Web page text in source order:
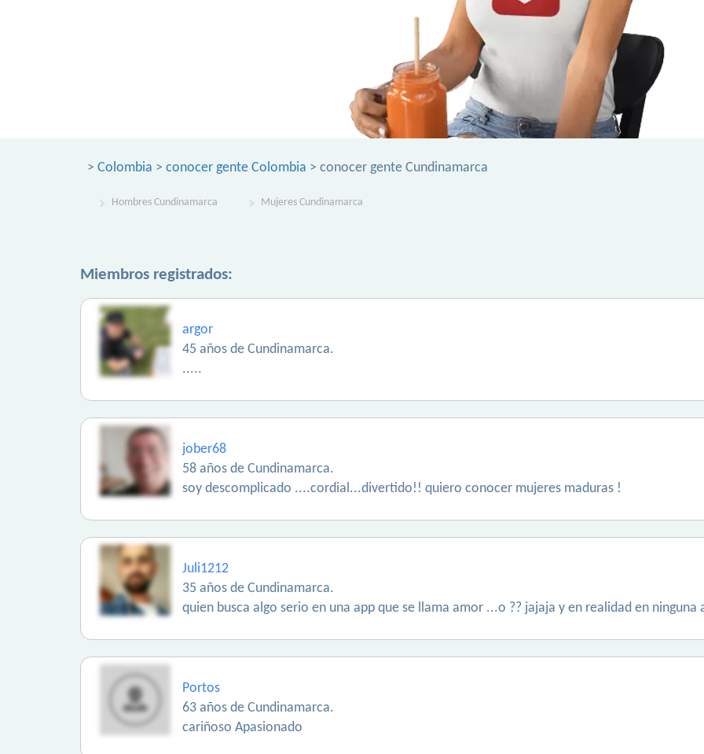
> Colombia > conocer gente Colombia > conocer gente Cundinamarca
Hombres Cundinamarca Mujeres Cundinamarca
Miembros registrados:
argor
45 años de Cundinamarca.
.....
jober68
58 años de Cundinamarca.
soy descomplicado ....cordial...divertido!! quiero conocer mujeres maduras !
Juli1212
35 años de Cundinamarca.
quien busca algo serio en una app que se llama amor ...o ?? jajaja y en realidad en ninguna
Portos
63 años de Cundinamarca.
cariñoso Apasionado